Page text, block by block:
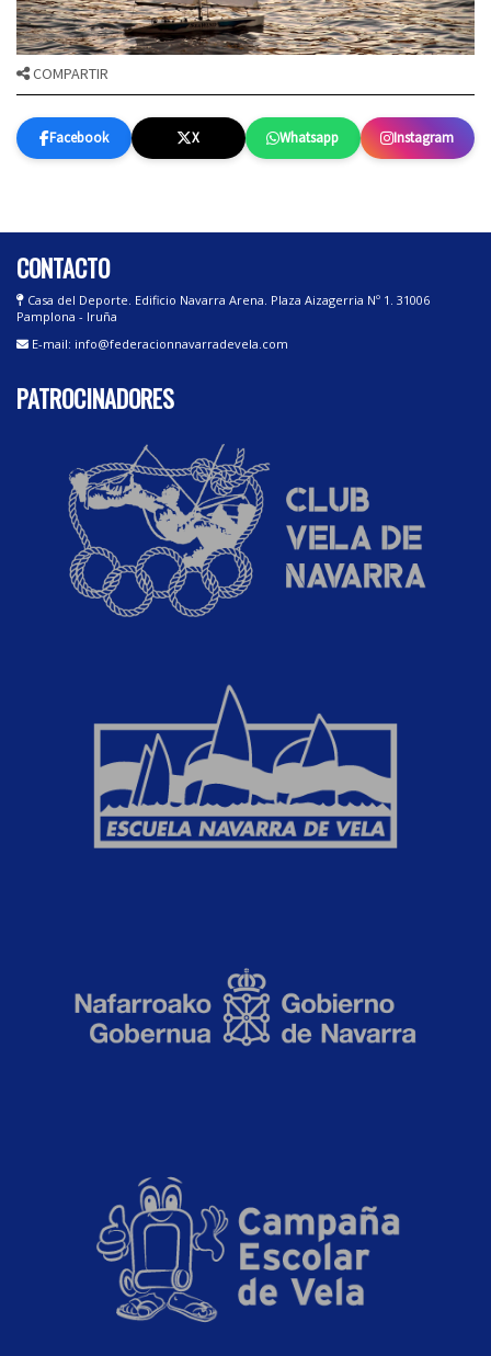
COMPARTIR
Facebook X Whatsapp Instagram
CONTACTO
Casa del Deporte. Edificio Navarra Arena. Plaza Aizagerria Nº 1. 31006
Pamplona - Iruña
E-mail: info@federacionnavarradevela.com
PATROCINADORES